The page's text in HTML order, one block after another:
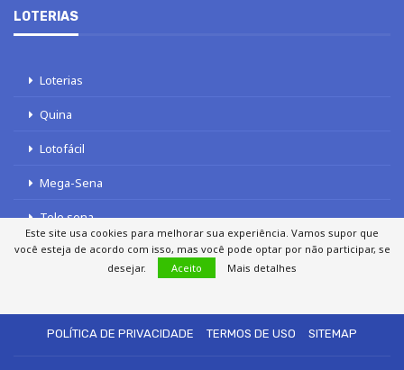
LOTERIAS
Loterias
Quina
Lotofácil
Mega-Sena
Tele sena
POLÍTICA DE PRIVACIDADE
TERMOS DE USO SITEMAP
Este site usa cookies para melhorar sua experiência. Vamos supor que
você esteja de acordo com isso, mas você pode optar por não participar, se
desejar.
Aceito Mais detalhes